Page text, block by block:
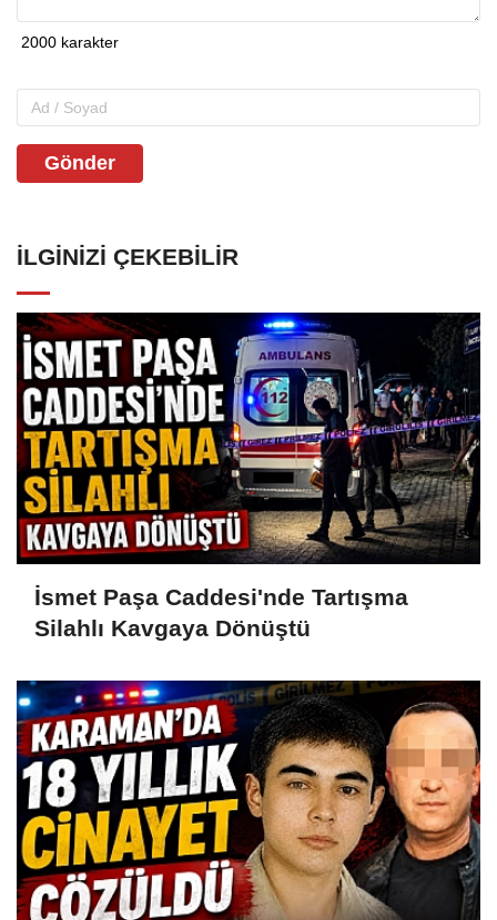
Gönder
İLGINIZI ÇEKEBILIR
İsmet Paşa Caddesi'nde Tartışma
Silahlı Kavgaya Dönüştü